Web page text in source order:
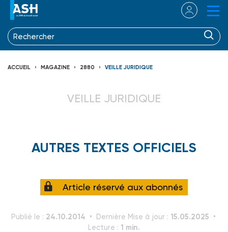
ACCUEIL MAGAZINE 2880 VEILLE JURIDIQUE
VEILLE JURIDIQUE
AUTRES TEXTES OFFICIELS
Article réservé aux abonnés
Publié le : 24.10.2014 Dernière Mise à jour : 15.05.2025
Lecture : 1 min.